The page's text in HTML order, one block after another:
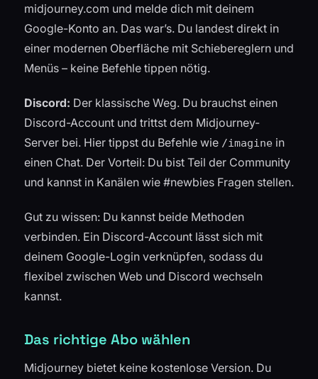
midjourney.com und melde dich mit deinem
Google-Konto an. Das war’s. Du landest direkt in
einer modernen Oberfläche mit Schiebereglern und
Menüs – keine Befehle tippen nötig.
Discord: Der klassische Weg. Du brauchst einen
Discord-Account und trittst dem Midjourney-
Server bei. Hier tippst du Befehle wie /imagine in
einen Chat. Der Vorteil: Du bist Teil der Community
und kannst in Kanälen wie #newbies Fragen stellen.
Gut zu wissen: Du kannst beide Methoden
verbinden. Ein Discord-Account lässt sich mit
deinem Google-Login verknüpfen, sodass du
flexibel zwischen Web und Discord wechseln
kannst.
Das richtige Abo wählen
Midjourney bietet keine kostenlose Version. Du